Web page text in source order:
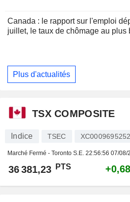
Canada : le rapport sur l'emploi
juillet, le taux de chômage au plus
Plus d'actualités
TSX COMPOSITE
Indice TSEC XC0009695252
Marché Fermé - Toronto S.E. 22:56:56 07/08/
36 381,23 PTS